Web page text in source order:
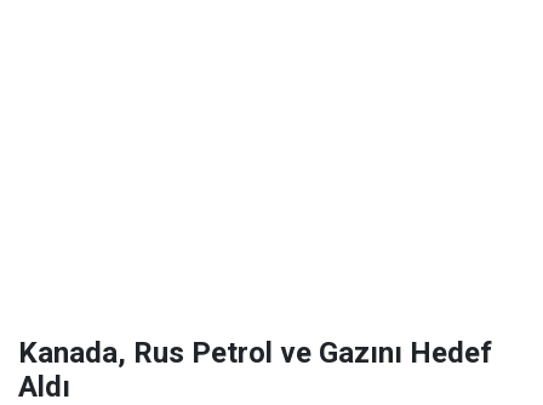
Kanada, Rus Petrol ve Gazını Hedef
Aldı